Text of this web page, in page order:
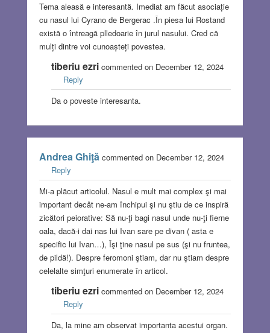
Tema aleasă e interesantă. Imediat am făcut asociație
cu nasul lui Cyrano de Bergerac .În piesa lui Rostand
există o întreagă plledoarie în jurul nasului. Cred că
mulți dintre voi cunoașteți povestea.
tiberiu ezricommented on December 12, 2024
Reply
Da o poveste interesanta.
Andrea Ghiţăcommented on December 12, 2024
Reply
Mi-a plăcut articolul. Nasul e mult mai complex şi mai
important decât ne-am închipui şi nu ştiu de ce inspiră
zicători peiorative: Să nu-ţi bagi nasul unde nu-ţi fierne
oala, dacă-i dai nas lui Ivan sare pe divan ( asta e
specific lui Ivan…), Îşi ţine nasul pe sus (şi nu fruntea,
de pildă!). Despre feromoni ştiam, dar nu ştiam despre
celelalte simţuri enumerate în articol.
tiberiu ezricommented on December 12, 2024
Reply
Da, la mine am observat importanta acestui organ.